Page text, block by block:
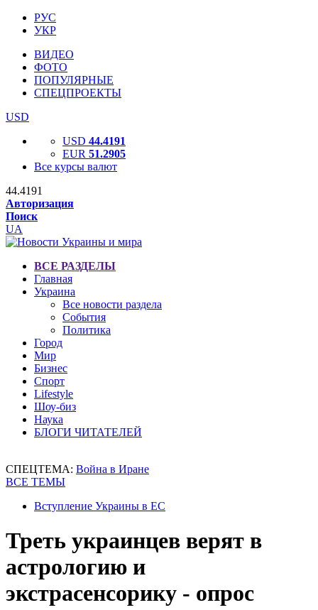
РУС
УКР
ВИДЕО
ФОТО
ПОПУЛЯРНЫЕ
СПЕЦПРОЕКТЫ
USD
USD 44.4191
EUR 51.2905
Все курсы валют
44.4191
Авторизация
Поиск
UA
ВСЕ РАЗДЕЛЫ
Главная
Украина
Все новости раздела
События
Политика
Город
Мир
Бизнес
Спорт
Lifestyle
Шоу-биз
Наука
БЛОГИ ЧИТАТЕЛЕЙ
СПЕЦТЕМА: Война в Иране
ВСЕ ТЕМЫ
Вступление Украины в ЕС
Треть украинцев верят в
астрологию и
экстрасенсорику - опрос